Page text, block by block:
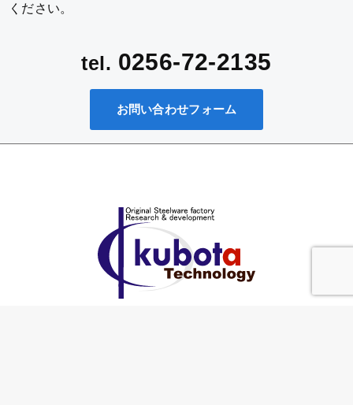
ください。
tel. 0256-72-2135
お問い合わせフォーム